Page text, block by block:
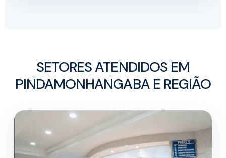
SETORES ATENDIDOS EM
PINDAMONHANGABA E REGIÃO